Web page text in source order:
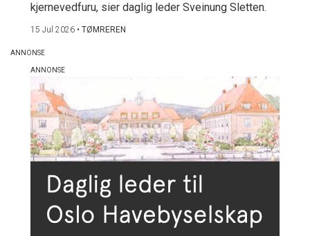
kjernevedfuru, sier daglig leder Sveinung Sletten.
15 Jul 2026 • TØMREREN